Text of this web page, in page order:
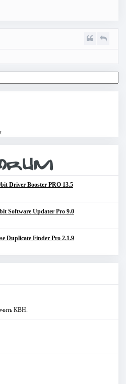
Driver Booster PRO 13.5
Software Updater Pro 9.0
Duplicate Finder Pro 2.1.9
КВН.